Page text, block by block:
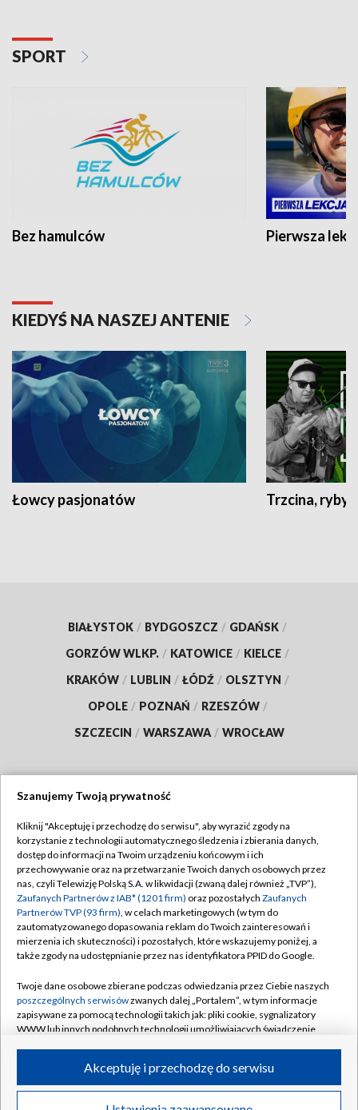
SPORT
Bez hamulców Pierwsza
KIEDYŚ NA NASZEJ ANTENIE
Łowcy pasjonatów Trzcina, ryby
BIAŁYSTOK / BYDGOSZCZ / GDAŃSK /
GORZÓW WLKP. / KATOWICE / KIELCE /
KRAKÓW / LUBLIN / ŁÓDŹ / OLSZTYN /
OPOLE / POZNAŃ / RZESZÓW /
SZCZECIN / WARSZAWA / WROCŁAW
TVP
Abonament TVP
Emisja w TVP
Centrum informacji TVP
Naziemna Telewizja Cyfrowa
Rada Programowa
System NOS
Informacje o nadawcy
Program dla prasy
Regulamin TVP
Polityka prywatności
Moje zgody
Pomoc
Kontakt
Kanały
©2026 Telewizja Polska S.A. w likwidacji
Szanujemy Twoją prywatność
Kliknij "Akceptuję i przechodzę do serwisu", aby wyrazić zgody na
korzystanie z technologii automatycznego śledzenia i zbierania danych,
dostęp do informacji na Twoim urządzeniu końcowym i ich
przechowywanie oraz na przetwarzanie Twoich danych osobowych przez
nas, czyli Telewizję Polską S.A. w likwidacji (zwaną dalej również „TVP”),
Zaufanych Partnerów z IAB* (1201 firm) oraz pozostałych Zaufanych
Partnerów TVP (93 firm), w celach marketingowych (w tym do
zautomatyzowanego dopasowania reklam do Twoich zainteresowań i
mierzenia ich skuteczności) i pozostałych, które wskazujemy poniżej, a
także zgody na udostępnianie przez nas identyfikatora PPID do Google.
Twoje dane osobowe zbierane podczas odwiedzania przez Ciebie naszych
poszczególnych serwisówzwanych dalej „Portalem”, w tym informacje
zapisywane za pomocą technologii takich jak: pliki cookie, sygnalizatory
WWW lub innych podobnych technologii umożliwiających świadczenie
ruchu w Internecie.
Twoje dane osobowe zbierane podczas odwiedzania przez Ciebie
Akceptuję i przechodzę do serwisu